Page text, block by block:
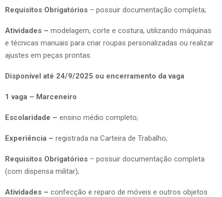
Requisitos Obrigatórios – possuir documentação completa;
Atividades – modelagem, corte e costura, utilizando máquinas
e técnicas manuais para criar roupas personalizadas ou realizar
ajustes em peças prontas.
Disponível até 24/9/2025 ou encerramento da vaga
1 vaga – Marceneiro
Escolaridade – ensino médio completo;
Experiência – registrada na Carteira de Trabalho;
Requisitos Obrigatórios – possuir documentação completa
(com dispensa militar);
Atividades – confecção e reparo de móveis e outros objetos